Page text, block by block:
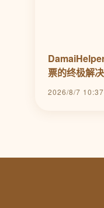
票的终极解
2026/8/7